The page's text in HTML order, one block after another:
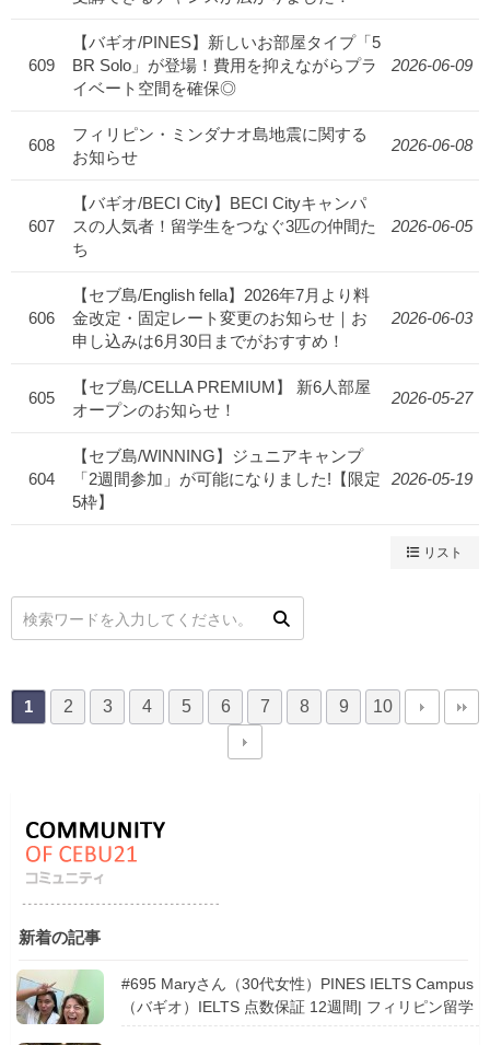
609
【バギオ/PINES】新しいお部屋タイプ「5
BR Solo」が登場！費用を抑えながらプラ
イベート空間を確保◎
2026-06-09
608
フィリピン・ミンダナオ島地震に関する
お知らせ
2026-06-08
607
【バギオ/BECI City】BECI Cityキャンパ
スの人気者！留学生をつなぐ3匹の仲間た
ち
2026-06-05
606
【セブ島/English fella】2026年7月より料
金改定・固定レート変更のお知らせ｜お
申し込みは6月30日までがおすすめ！
2026-06-03
605
【セブ島/CELLA PREMIUM】 新6人部屋
オープンのお知らせ！
2026-05-27
604
【セブ島/WINNING】ジュニアキャンプ
「2週間参加」が可能になりました!【限定
5枠】
2026-05-19
リスト
1 2 3 4 5 6 7 8 9 10
新着の記事
#695 Maryさん（30代女性）PINES IELTS Campus
（バギオ）IELTS 点数保証 12週間| フィリピン留学